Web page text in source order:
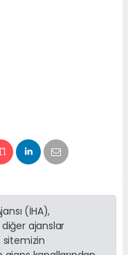
(İHA),
ajanslar
sitemizin